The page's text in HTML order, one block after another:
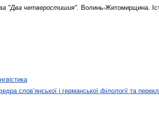
"Два четверостишия". Волинь-Житомирщина.
слов’янської і германської філології та